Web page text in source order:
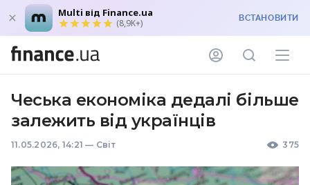
Multi від Finance.ua
(8,9K+) ВСТАНОВИТИ
Чеська економіка дедалі більше
залежить від українців
11.05.2026, 14:21 — Світ 375